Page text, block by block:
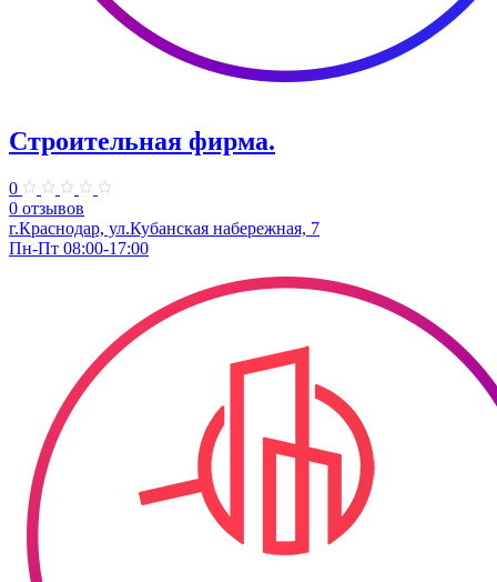
Строительная фирма.
0
0 отзывов
г.Краснодар, ул.Кубанская набережная, 7
Пн-Пт 08:00-17:00